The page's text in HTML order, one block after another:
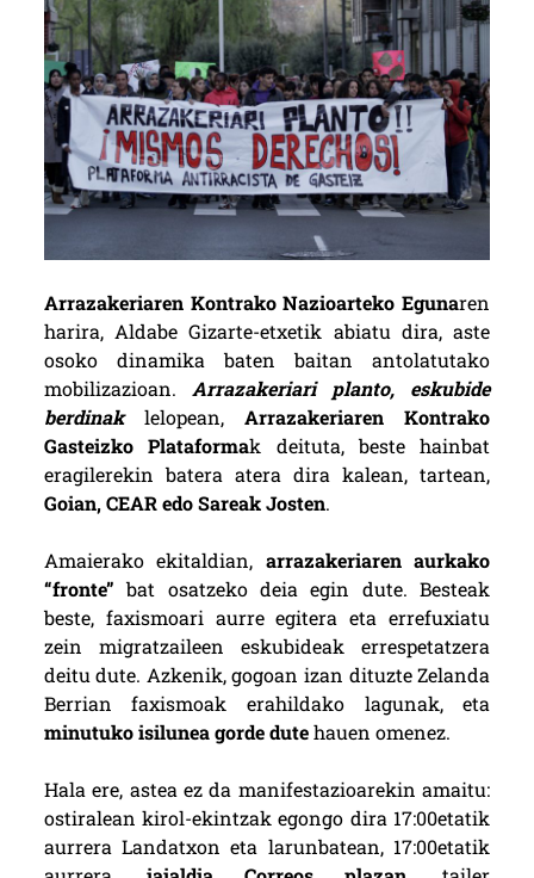
Arrazakeriaren Kontrako Nazioarteko Egunaren
harira, Aldabe Gizarte-etxetik abiatu dira, aste
osoko dinamika baten baitan antolatutako
mobilizazioan. Arrazakeriari planto, eskubide
berdinaklelopean,Arrazakeriaren Kontrako
Gasteizko Plataformak deituta, beste hainbat
eragilerekin batera atera dira kalean, tartean,
Goian, CEAR edo Sareak Josten.
Amaierako ekitaldian, arrazakeriaren aurkako
“fronte” bat osatzeko deia egin dute. Besteak
beste, faxismoari aurre egitera eta errefuxiatu
zein migratzaileen eskubideak errespetatzera
deitu dute. Azkenik, gogoan izan dituzte Zelanda
Berrian faxismoak erahildako lagunak, eta
minutuko isilunea gorde dutehauen omenez.
Hala ere, astea ez da manifestazioarekin amaitu:
ostiralean kirol-ekintzak egongo dira 17:00etatik
aurrera Landatxon eta larunbatean, 17:00etatik